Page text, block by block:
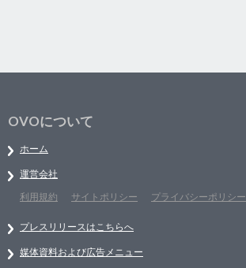
OVOについて
ホーム
運営会社
利用規約
サイトポリシー プライバシーポリシー
プレスリリースはこちらへ
媒体資料および広告メニュー